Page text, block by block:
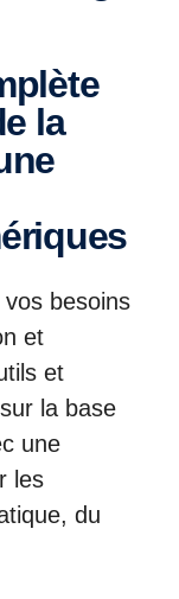
la
besoins
et
et
la base
une
les
du